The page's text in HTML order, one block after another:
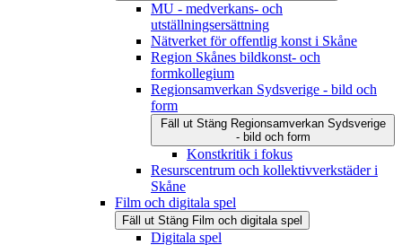
MU - medverkans- och
utställningsersättning
Nätverket för offentlig konst i Skåne
Region Skånes bildkonst- och
formkollegium
Regionsamverkan Sydsverige - bild och
form
Fäll ut Stäng Regionsamverkan Sydsverige
- bild och form
Konstkritik i fokus
Resurscentrum och kollektivverkstäder i
Skåne
Film och digitala spel
Fäll ut Stäng Film och digitala spel
Digitala spel